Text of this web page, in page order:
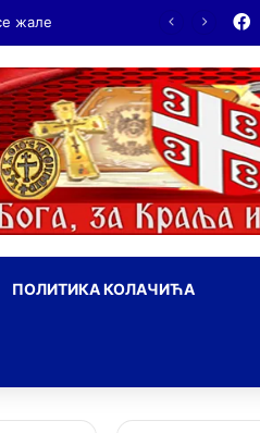
Марка
ПОЛИТИКА КОЛАЧИЋА